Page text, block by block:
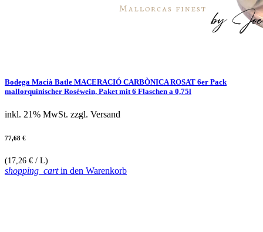
Bodega Macià Batle MACERACIÓ CARBÒNICA ROSAT 6er Pack
mallorquinischer Roséwein, Paket mit 6 Flaschen a 0,75l
inkl. 21% MwSt. zzgl. Versand
77,68 €
(17,26 € / L)
shopping_cartin den Warenkorb